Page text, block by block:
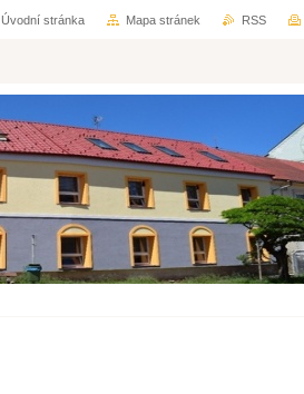
Úvodní stránka Mapa stránek RSS